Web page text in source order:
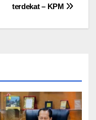
terdekat – KPM